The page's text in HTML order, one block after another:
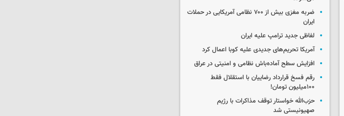
ضربه مغزی بیش از ۷۰۰ نظامی آمریکایی در حملات
ایران
لفاظی جدید ترامپ علیه ایران
آمریکا تحریم‌های جدیدی علیه کوبا اعمال کرد
افزایش سطح آماده‌باش نظامی و امنیتی در عراق
رقم فسخ قرارداد رضاییان با استقلال فقط
۱۰۰میلیون تومان!
حزب‌الله خواستار توقف مذاکرات با رژیم
صهیونیستی شد